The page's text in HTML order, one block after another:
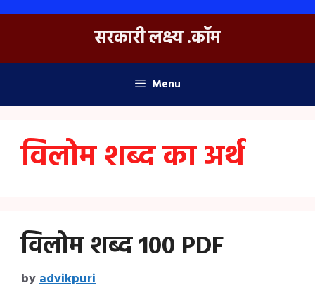
Skip
सरकारी लक्ष्य .कॉम
Menu
विलोम शब्द का अर्थ
विलोम शब्द 100 PDF
byadvikpuri